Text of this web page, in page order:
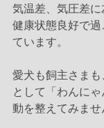
気温差、気圧差に
健康状態良好で
ています。
愛犬も飼主さま
として「わんに
動を整えてみませ